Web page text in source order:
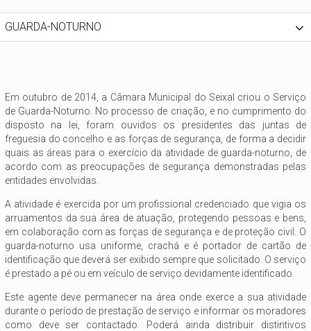
GUARDA-NOTURNO
Em outubro de 2014, a Câmara Municipal do Seixal criou o Serviço
de Guarda-Noturno. No processo de criação, e no cumprimento do
disposto na lei, foram ouvidos os presidentes das juntas de
freguesia do concelho e as forças de segurança, de forma a decidir
quais as áreas para o exercício da atividade de guarda-noturno, de
acordo com as preocupações de segurança demonstradas pelas
entidades envolvidas.
A atividade é exercida por um profissional credenciado que vigia os
arruamentos da sua área de atuação, protegendo pessoas e bens,
em colaboração com as forças de segurança e de proteção civil. O
guarda-noturno usa uniforme, crachá e é portador de cartão de
identificação que deverá ser exibido sempre que solicitado. O serviço
é prestado a pé ou em veículo de serviço devidamente identificado.
Este agente deve permanecer na área onde exerce a sua atividade
durante o período de prestação de serviço e informar os moradores
como deve ser contactado. Poderá ainda distribuir distintivos